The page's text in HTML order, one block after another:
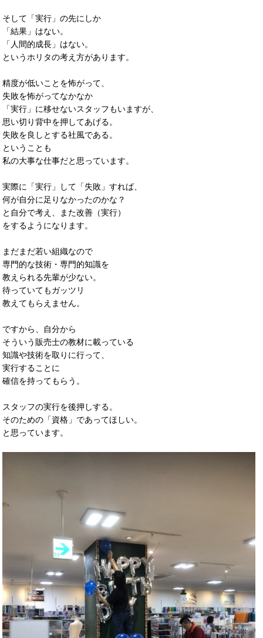
そして「実行」の先にしか
「結果」はない。
「人間的成長」はない。
というホリタの考え方があります。
精度が低いことを怖がって、
失敗を怖がってなかなか
「実行」に移せないスタッフもいますが、
思い切り背中を押してあげる。
失敗を良しとする社風である。
ということも
私の大事な仕事だと思っています。
実際に「実行」して「失敗」すれば、
何が自分に足りなかったのかな？
と自分で考え、また改善（実行）
をするようになります。
まだまだ若い組織なので
専門的な技術・専門的知識を
教えられる先輩が少ない。
待っていてもガッツリ
教えてもらえません。
ですから、自分から
そういう販売士の教材に載っている
知識や技術を取りに行って、
実行することに
確信を持ってもらう。
スタッフの実行を後押しする。
そのための「資格」であってほしい。
と思っています。